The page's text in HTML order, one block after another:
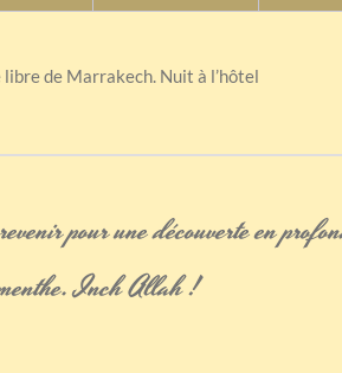
de Marrakech. Nuit à l’hôtel
pour une découverte en
Inch Allah !